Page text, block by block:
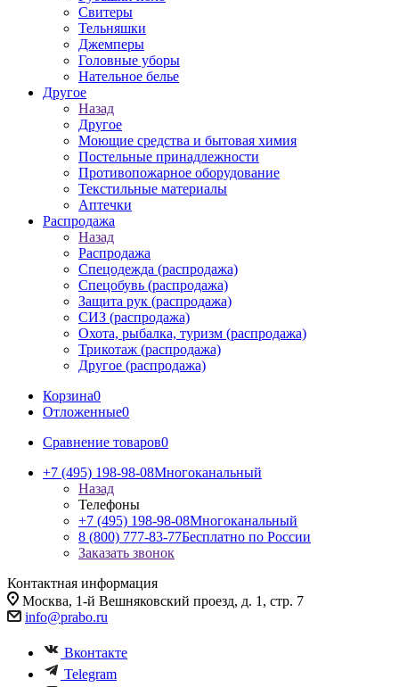
Свитеры
Тельняшки
Джемперы
Головные уборы
Нательное белье
Другое
Назад
Другое
Моющие средства и бытовая химия
Постельные принадлежности
Противопожарное оборудование
Текстильные материалы
Аптечки
Распродажа
Назад
Распродажа
Спецодежда (распродажа)
Спецобувь (распродажа)
Защита рук (распродажа)
СИЗ (распродажа)
Охота, рыбалка, туризм (распродажа)
Трикотаж (распродажа)
Другое (распродажа)
Корзина0
Отложенные0
Сравнение товаров0
+7 (495) 198-98-08Многоканальный
Назад
Телефоны
+7 (495) 198-98-08Многоканальный
8 (800) 777-83-77Бесплатно по России
Заказать звонок
Контактная информация
Москва, 1-й Вешняковский проезд, д. 1, стр. 7
info@prabo.ru
Вконтакте
Telegram